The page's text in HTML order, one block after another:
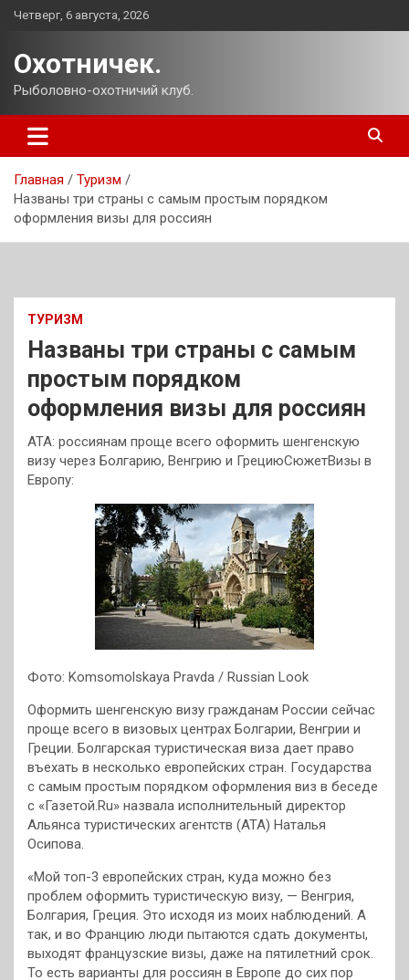
Перейти
Четверг, 6 августа, 2026
Охотничек.
Рыболовно-охотничий клуб.
Главная
Туризм
Названы три страны с самым простым порядком
оформления визы для россиян
ТУРИЗМ
Названы три страны с самым
простым порядком
оформления визы для россиян
АТА: россиянам проще всего оформить шенгенскую
визу через Болгарию, Венгрию и ГрециюСюжетВизы в
Европу:
Фото: Komsomolskaya Pravda / Russian Look
Оформить шенгенскую визу гражданам России сейчас
проще всего в визовых центрах Болгарии, Венгрии и
Греции. Болгарская туристическая виза дает право
въехать в несколько европейских стран. Государства
с самым простым порядком оформления виз в беседе
с «Газетой.Ru» назвала исполнительный директор
Альянса туристических агентств (АТА) Наталья
Осипова.
«Мой топ-3 европейских стран, куда можно без
проблем оформить туристическую визу, — Венгрия,
Болгария, Греция. Это исходя из моих наблюдений. А
так, и во Францию люди пытаются cдать документы,
выходят французские визы, даже на пятилетний срок.
То есть варианты для россиян в Европе до сих пор